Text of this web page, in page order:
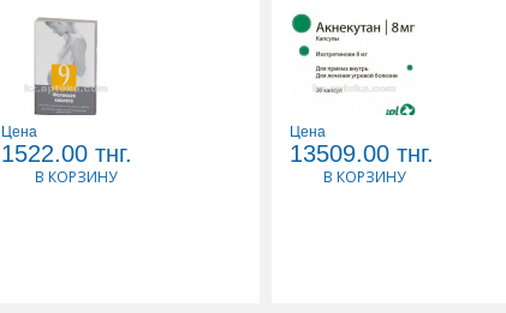
9 МЕСЯЦЕВ ФОЛИЕВАЯ
КИСЛОТА 0,4N30 ТАБЛ
Цена
1522.00 тнг.
В КОРЗИНУ
АКНЕКУТАН 0,008 N30
КАПС
Цена
13509.00 тнг.
В КОРЗИНУ